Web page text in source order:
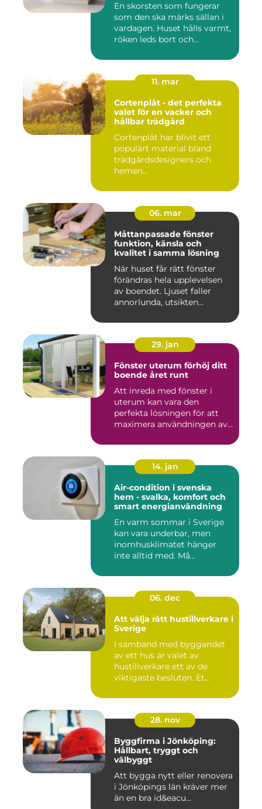
En skorsten som fungerar
som den ska märks sällan i
vardagen. Huset hålls varmt,
röken leds bort och...
11. mar
Cortenplåt - det perfekta
valet för en vacker och
hållbar trädgård
Cortenplåt har blivit ett
populärt material bland
trädgårdsdesigners och
hemen...
06. mar
Måttanpassade fönster
funktion, känsla och
kvalitet i samma lösning
När huset får rätt fönster
förändras hela upplevelsen
av boendet. Ljuset faller
annorlunda, utsikten...
29. jan
Fönster uterum förhöj ditt
boende året runt
Att inreda med fönster i
uterum kan vara den
perfekta lösningen för att
maximera användningen av
14. jan
Air-condition i svenska
hem - svalka, komfort och
smart energianvändning
En varm sommar i Sverige
kan vara underbar, men
inomhusklimatet hänger
inte alltid med. Må...
06. dec
Att välja rätt hustillverkare i
Sverige
I samband med byggandet
av ett hus är valet av
hustillverkare ett av de
viktigaste besluten. Et...
28. nov
Byggfirma i Jönköping:
Hållbart, tryggt och
välbyggt
Att bygga nytt eller renovera
i Jönköpings län kräver mer
än en bra id&eacu...